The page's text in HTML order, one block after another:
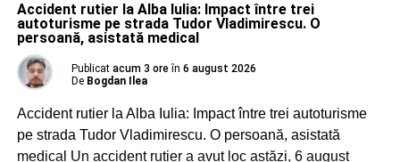
Accident rutier la Alba Iulia: Impact între trei
autoturisme pe strada Tudor Vladimirescu. O
persoană, asistată medical
Publicat acum 3 ore în 6 august 2026
De Bogdan Ilea
Accident rutier la Alba Iulia: Impact între trei autoturisme
pe strada Tudor Vladimirescu. O persoană, asistată
medical Un accident rutier a avut loc astăzi, 6 august